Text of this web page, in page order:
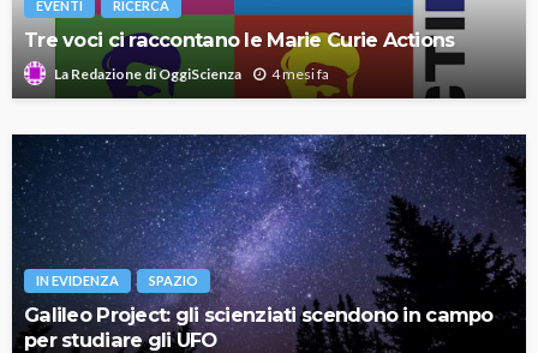
EVENTI RICERCA
Tre voci ci raccontano le Marie Curie Actions
La Redazione di OggiScienza 4 mesi fa
IN EVIDENZA SPAZIO
Galileo Project: gli scienziati scendono in campo
per studiare gli UFO